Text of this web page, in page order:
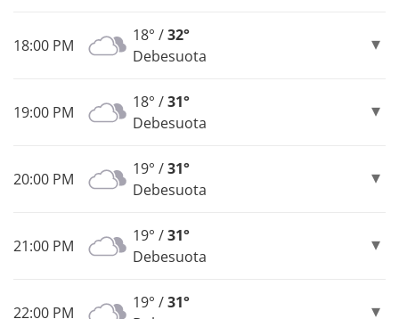
18:00 PM
18° /32°
Debesuota
19:00 PM
18° /31°
Debesuota
20:00 PM
19° /31°
Debesuota
21:00 PM
19° /31°
Debesuota
22:00 PM
19° /31°